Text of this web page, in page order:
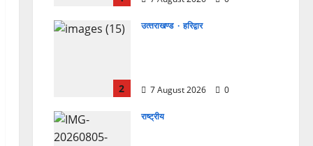
2
उत्‍तराखण्‍ड हरिद्वार
7 August 2026 0
राष्ट्रीय